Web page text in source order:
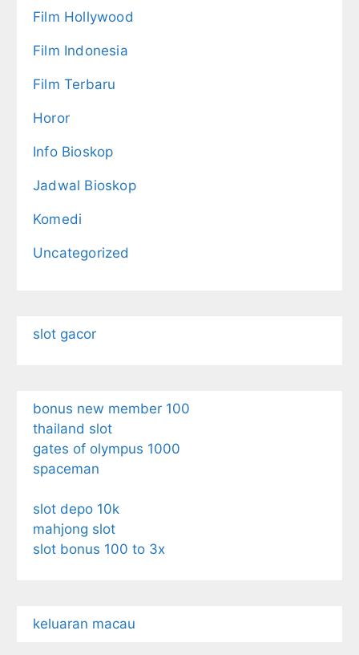
Film Hollywood
Film Indonesia
Film Terbaru
Horor
Info Bioskop
Jadwal Bioskop
Komedi
Uncategorized
slot gacor
bonus new member 100
thailand slot
gates of olympus 1000
spaceman
slot depo 10k
mahjong slot
slot bonus 100 to 3x
keluaran macau